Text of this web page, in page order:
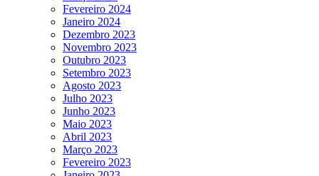
Fevereiro 2024
Janeiro 2024
Dezembro 2023
Novembro 2023
Outubro 2023
Setembro 2023
Agosto 2023
Julho 2023
Junho 2023
Maio 2023
Abril 2023
Março 2023
Fevereiro 2023